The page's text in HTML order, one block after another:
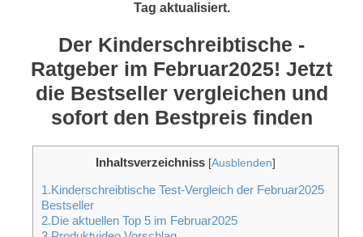
Tag aktualisiert.
Der Kinderschreibtische -
Ratgeber im Februar2025! Jetzt
die Bestseller vergleichen und
sofort den Bestpreis finden
Inhaltsverzeichniss [Ausblenden]
1.Kinderschreibtische Test-Vergleich der Februar2025
Bestseller
2.Die aktuellen Top 5 im Februar2025